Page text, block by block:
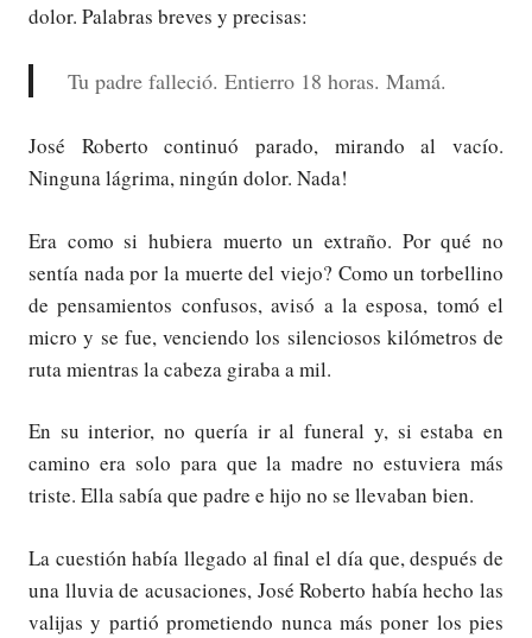
dolor. Palabras breves y precisas:
Tu padre falleció. Entierro 18 horas. Mamá.
José Roberto continuó parado, mirando al vacío.
Ninguna lágrima, ningún dolor. Nada!
Era como si hubiera muerto un extraño. Por qué no
sentía nada por la muerte del viejo? Como un torbellino
de pensamientos confusos, avisó a la esposa, tomó el
micro y se fue, venciendo los silenciosos kilómetros de
ruta mientras la cabeza giraba a mil.
En su interior, no quería ir al funeral y, si estaba en
camino era solo para que la madre no estuviera más
triste. Ella sabía que padre e hijo no se llevaban bien.
La cuestión había llegado al final el día que, después de
una lluvia de acusaciones, José Roberto había hecho las
valijas y partió prometiendo nunca más poner los pies